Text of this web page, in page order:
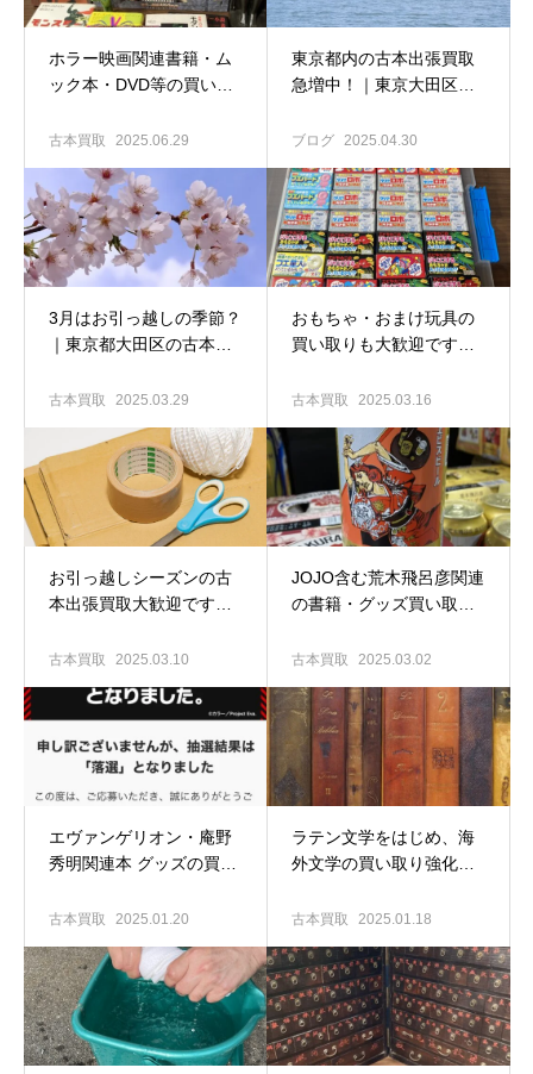
ホラー映画関連書籍・ム
ック本・DVD等の買い取
田区の古本買取専門店
古本買取 2025.06.29
東京都内の古本出張買取
急増中！｜東京大田区の
窟揚羽堂
ブログ 2025.04.30
3月はお引っ越しの季節？
｜東京都大田区の古本出
堂
古本買取 2025.03.29
おもちゃ・おまけ玩具の
買い取りも大歓迎です｜
門店 古書窟揚羽堂
古本買取 2025.03.16
お引っ越しシーズンの古
本出張買取大歓迎です！
買取専門店 古書窟揚羽堂
古本買取 2025.03.10
JOJO含む荒木飛呂彦関連
の書籍・グッズ買い取り
本出張買取専門店 古書窟
古本買取 2025.03.02
エヴァンゲリオン・庵野
秀明関連本 グッズの買い
の古本出張買取専門店
古本買取 2025.01.20
ラテン文学をはじめ、海
外文学の買い取り強化
出張買取専門店 古書窟揚
古本買取 2025.01.18